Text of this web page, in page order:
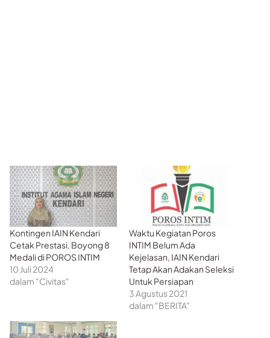
Kontingen IAIN Kendari
Cetak Prestasi, Boyong 8
Medali di POROS INTIM
10 Juli 2024
dalam "Civitas"
Waktu Kegiatan Poros
INTIM Belum Ada
Kejelasan, IAIN Kendari
Tetap Akan Adakan Seleksi
Untuk Persiapan
3 Agustus 2021
dalam "BERITA"